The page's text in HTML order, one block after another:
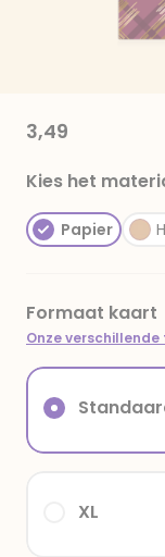
3,49
Kies het
Papier
Formaat kaart
Onze
XL